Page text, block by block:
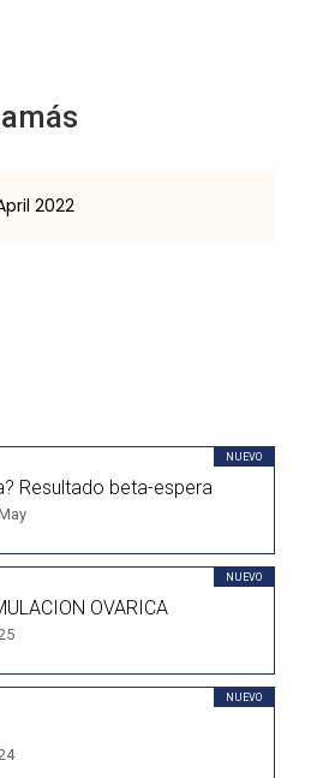
2022
NUEVO
Resultado beta-espera
NUEVO
OVARICA
NUEVO